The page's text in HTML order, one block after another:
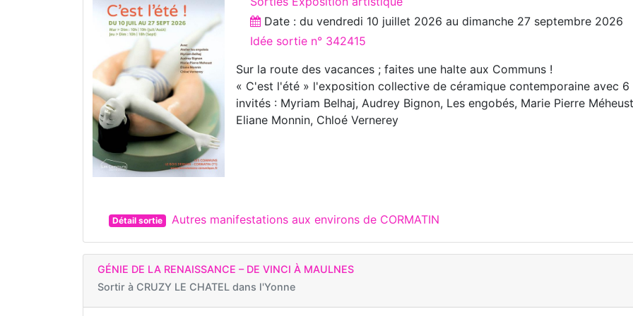
Date : duvendredi 10 juillet 2026 audimanche 27 septembre 2026
Idée sortie n° 342415
Sur la route des vacances ; faites une halte aux Communs !
« C'est l'été » l'exposition collective de céramique contemporaine avec 6
invités : Myriam Belhaj, Audrey Bignon, Les engobés, Marie Pierre
Eliane Monnin, Chloé Vernerey
Détail sortie Autres manifestations aux environs de CORMATIN
GÉNIE DE LA RENAISSANCE – DE VINCI À MAULNES
Sortir à CRUZY LE CHATEL dans l'Yonne